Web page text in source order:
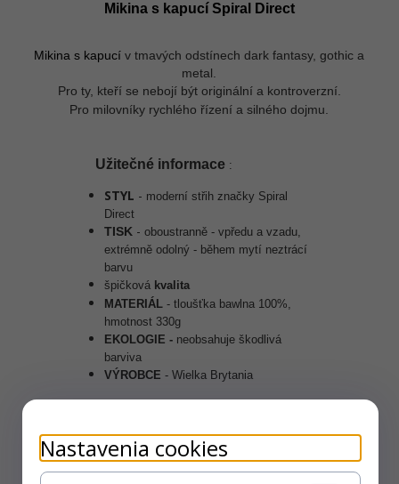
Mikina s kapucíSpiral Direct
Mikina s kapucí v tmavých odstínech dark fantasy, gothic a
metal.
Pro ty, kteří se nebojí být originální a kontroverzní.
Pro milovníky rychlého řízení a silného dojmu.
Užitečné informace :
STYL - moderní střih značky Spiral
Direct
TISK - oboustranně - vpředu a vzadu,
extrémně odolný - během mytí neztrácí
barvu
špičková kvalita
MATERI ÁL - tloušťka bawlna 100%,
hmotnost 330g
EKOLOGIE - neobsahuje škodlivá
barviva
VÝROBCE - Wielka Brytania
Nastavenia cookies